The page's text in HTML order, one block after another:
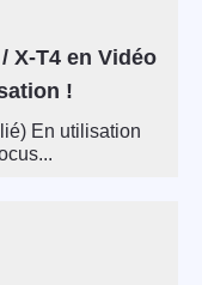
X-T4 en Vidéo
!
En utilisation